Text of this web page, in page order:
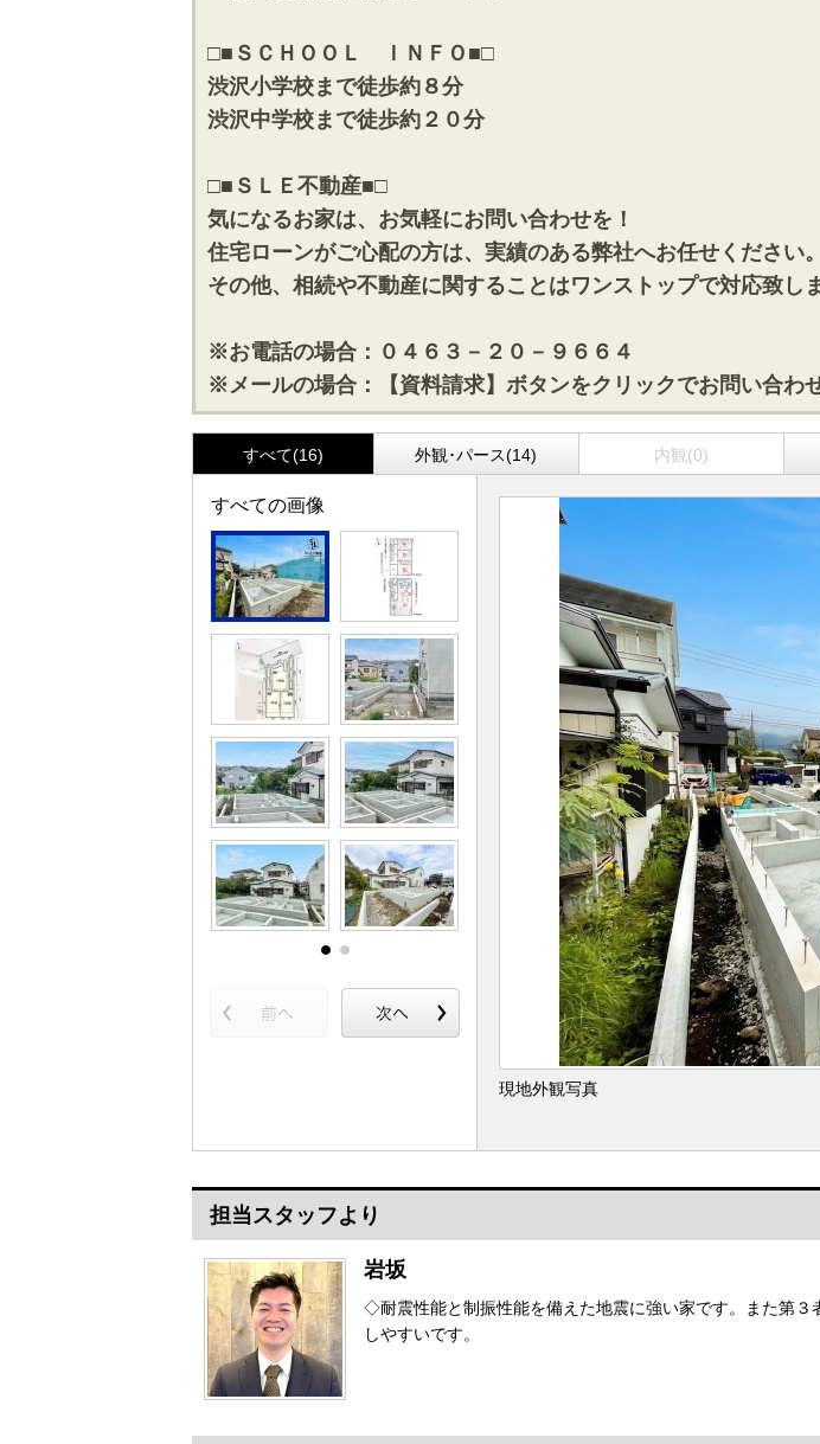
□■ＳＣＨＯＯＬ ＩＮＦＯ■□
渋沢小学校まで徒歩約８分
渋沢中学校まで徒歩約２０分
□■ＳＬＥ不動産■□
気になるお家は、お気軽にお問い合わせを！
住宅ローンがご心配の方は、実績のある弊社へお任せください。
その他、相続や不動産に関することはワンストップで対応致しま
※お電話の場合：０４６３－２０－９６６４
※メールの場合：【資料請求】ボタンをクリックでお問い合わ
すべて(16) 外観･パース(14) 内観(0)
すべての画像
現地外観写真
担当スタッフより
岩坂
◇耐震性能と制振性能を備えた地震に強い家です。また第
しやすいです。